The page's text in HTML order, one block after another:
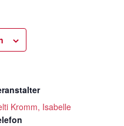
Kromm, Isabelle